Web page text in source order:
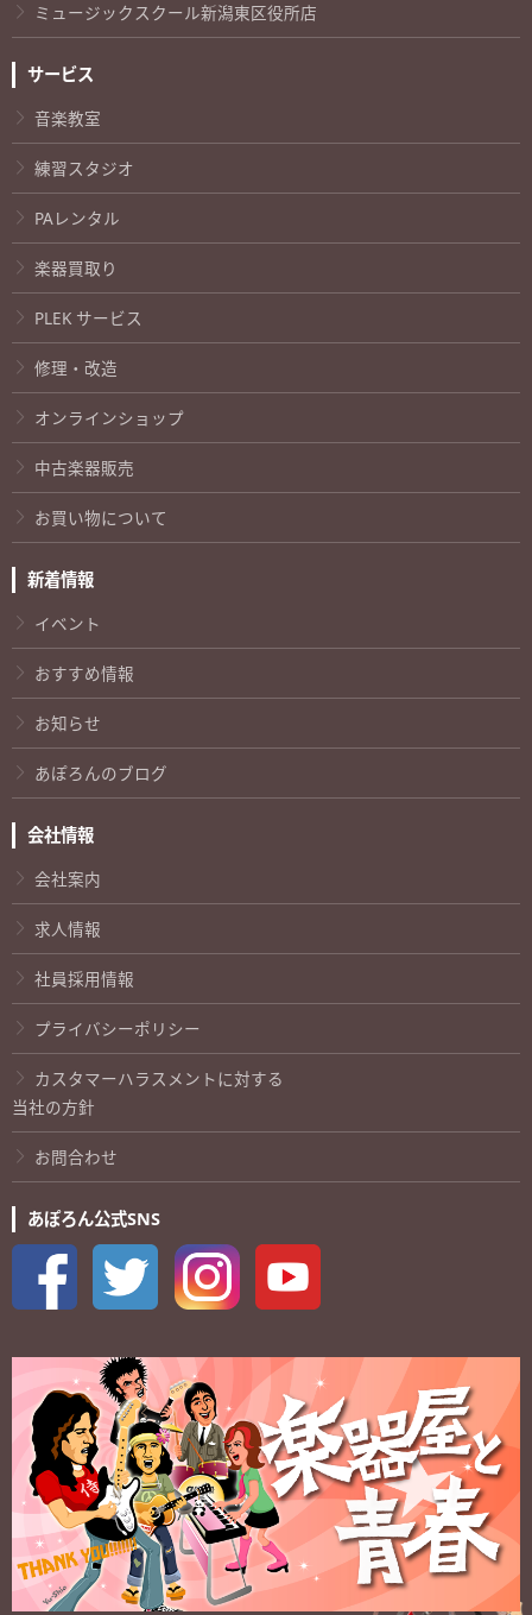
ミュージックスクール新潟東区役所店
サービス
音楽教室
練習スタジオ
PAレンタル
楽器買取り
PLEK サービス
修理・改造
オンラインショップ
中古楽器販売
お買い物について
新着情報
イベント
おすすめ情報
お知らせ
あぽろんのブログ
会社情報
会社案内
求人情報
社員採用情報
プライバシーポリシー
カスタマーハラスメントに対する
当社の方針
お問合わせ
あぽろん公式SNS